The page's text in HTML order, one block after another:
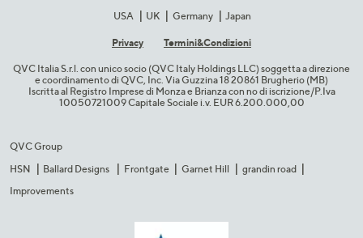
USA
UK Germany Japan
Privacy Termini&C​ondizioni
QVC Italia S.r.l. con unico socio (QVC Italy Holdings LLC) soggetta a direzione
e coordinamento di QVC, Inc. Via Guzzina 18 20861 Brugherio (MB)​
Iscritta al Registro Imprese di Monza e Brianza con no di iscrizione/P.Iva
10050721009 Capitale Sociale i.v. EUR 6.200.000,00​
QVC Group
HSN
Ballard Designs Frontgate Garnet Hill
grandin road
Improvements